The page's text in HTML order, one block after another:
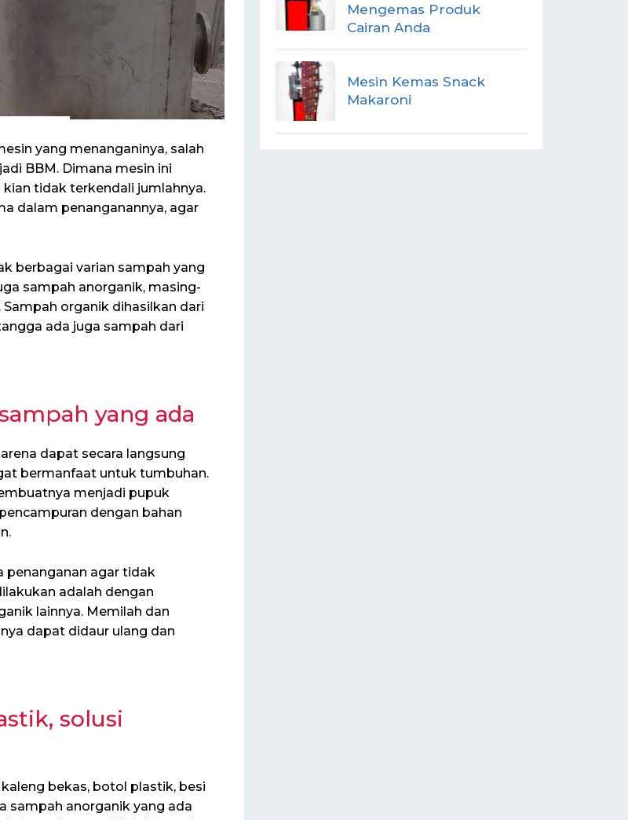
yang menanganinya, salah
BBM. Dimana mesin ini
tidak terkendali jumlahnya.
dalam penanganannya, agar
berbagai varian sampah yang
sampah anorganik, masing-
organik dihasilkan dari
ada juga sampah dari
yang ada
dapat secara langsung
bermanfaat untuk tumbuhan.
menjadi pupuk
dengan bahan
penanganan agar tidak
adalah dengan
lainnya. Memilah dan
dapat didaur ulang dan
solusi
bekas, botol plastik, besi
sampah anorganik yang ada
Mengemas Produk
Cairan Anda
Mesin Kemas Snack
Makaroni